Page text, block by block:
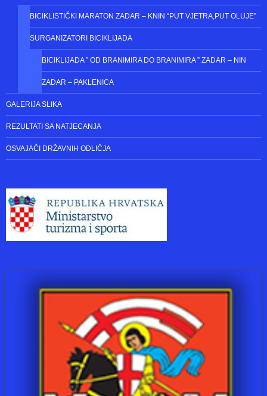
BICIKLISTIČKI MARATON ZADAR – KNIN “PUT VJETRA,PUT OLUJE”
SURGANIZATORI BICIKLIJADA
BICIKLIJADA ” OD BRANIMIRA DO BRANIMIRA ” ZADAR – NIN
ZADAR – PAKLENICA
GALERIJA SLIKA
REZULTATI SA NATJECANJA
OSVAJAČI DRŽAVNIH ODLIČJA